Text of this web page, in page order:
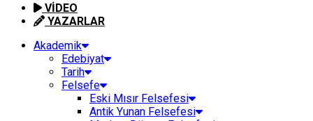
VİDEO
YAZARLAR
Akademik
Edebiyat
Tarih
Felsefe
Eski Mısır Felsefesi
Antik Yunan Felsefesi